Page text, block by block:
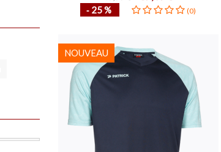
Plusieurs Couleurs Tailles Design
Contemporain
‐ 25 % (0)
NOUVEAU